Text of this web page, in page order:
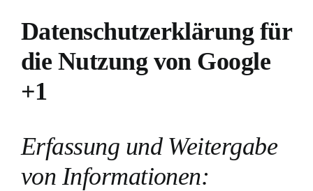
Datenschutzerklärung für
die Nutzung von Google
+1
Erfassung und Weitergabe
von Informationen: